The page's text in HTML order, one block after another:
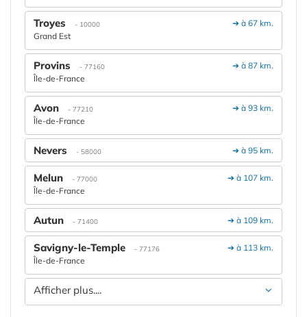
➔ à 67 km.
Troyes - 10000
Grand Est
➔ à 87 km.
Provins - 77160
Île-de-France
➔ à 93 km.
Avon - 77210
Île-de-France
➔ à 95 km.
Nevers - 58000
➔ à 107 km.
Melun - 77000
Île-de-France
➔ à 109 km.
Autun - 71400
➔ à 113 km.
Savigny-le-Temple - 77176
Île-de-France
Afficher plus....